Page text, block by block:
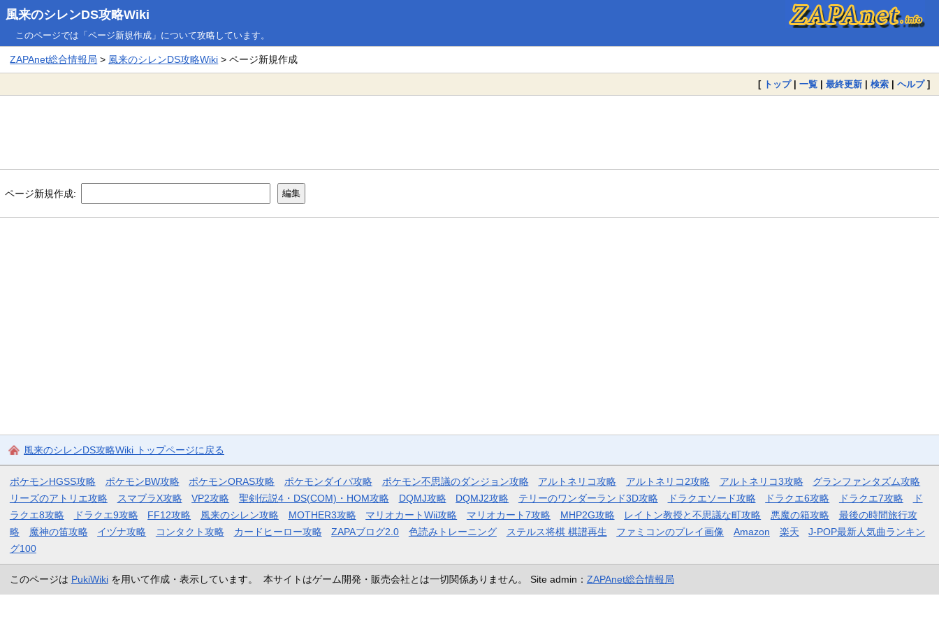
風来のシレンDS攻略Wiki
このページでは「ページ新規作成」について攻略しています。
ZAPAnet総合情報局 > 風来のシレンDS攻略Wiki > ページ新規作成
[ トップ| 一覧 | 最終更新 | 検索 | ヘルプ]
ページ新規作成:
風来のシレンDS攻略Wiki トップページに戻る
ポケモンHGSS攻略 ポケモンBW攻略 ポケモンORAS攻略 ポケモンダイパ攻略 ポケモン不思議のダンジョン攻略 アルトネリコ攻略 アルトネリコ2攻略 アルトネリコ3攻略
グランファンタズム攻略
リーズのアトリエ攻略
スマブラX攻略 VP2攻略 聖剣伝説4・DS(COM)・HOM攻略 DQMJ攻略 DQMJ2攻略 テリーのワンダーランド3D攻略 ドラクエソード攻略 ドラクエ6攻略 ドラクエ7攻略
ド
ラクエ8攻略
ドラクエ9攻略 FF12攻略 風来のシレン攻略 MOTHER3攻略 マリオカートWii攻略 マリオカート7攻略 MHP2G攻略 レイトン教授と不思議な町攻略 悪魔の箱攻略
最後の時間旅行攻
略
魔神の笛攻略 イヅナ攻略 コンタクト攻略 カードヒーロー攻略 ZAPAブログ2.0 色読みトレーニング ステルス将棋 棋譜再生 ファミコンのプレイ画像 Amazon 楽天
J-POP最新人気曲ランキン
グ100
このページは PukiWikiを用いて作成・表示しています。 本サイトはゲーム開発・販売会社とは一切関係ありません。 Site admin： ZAPAnet総合情報局